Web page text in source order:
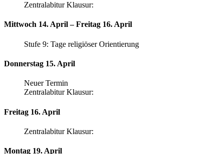
Zentralabitur Klausur:
Mittwoch 14. April – Freitag 16. April
Stufe 9: Tage religiöser Orientierung
Donnerstag 15. April
Neuer Termin
Zentralabitur Klausur:
Freitag 16. April
Zentralabitur Klausur:
Montag 19. April